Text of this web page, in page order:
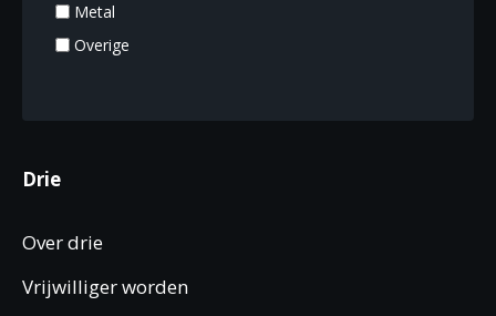
Metal
Overige
Drie
Over drie
Vrijwilliger worden